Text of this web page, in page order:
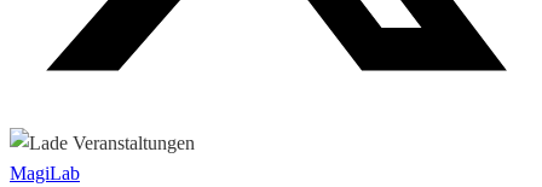
MagiLab